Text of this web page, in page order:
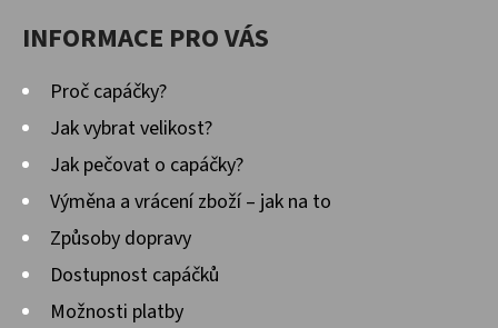
INFORMACE PRO VÁS
Proč capáčky?
Jak vybrat velikost?
Jak pečovat o capáčky?
Výměna a vrácení zboží – jak na to
Způsoby dopravy
Dostupnost capáčků
Možnosti platby